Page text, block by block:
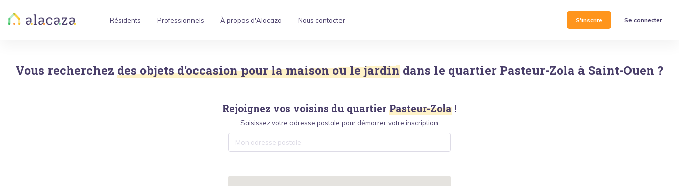
Résidents Professionnels À propos d'Alacaza Nous contacter S'inscrire Se connecter
Vous recherchez des objets d'occasion pour la maison ou le jardin dans le quartier Pasteur-Zola à Saint-Ouen ?
Rejoignez vos voisins du quartier Pasteur-Zola !
Saisissez votre adresse postale pour démarrer votre inscription